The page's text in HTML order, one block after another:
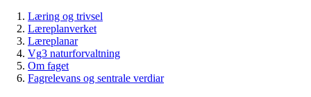
Læring og trivsel
Læreplanverket
Læreplanar
Vg3 naturforvaltning
Om faget
Fagrelevans og sentrale verdiar